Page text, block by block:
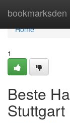
bookmarksden
Home
Home
1
Beste
Stuttgart